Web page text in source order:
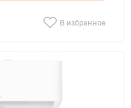
В избранное